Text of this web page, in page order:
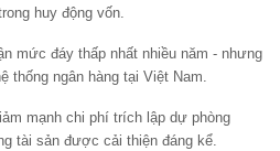
huy động vốn.
mức đáy thấp nhất nhiều năm - nhưng
thống ngân hàng tại Việt Nam.
mạnh chi phí trích lập dự phòng
tài sản được cải thiện đáng kể.